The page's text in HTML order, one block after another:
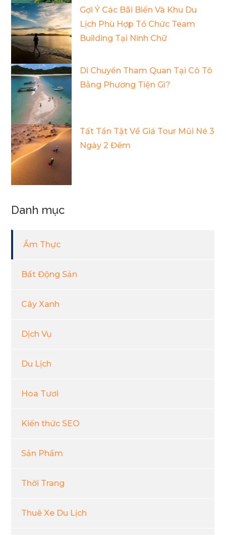
Gợi Ý Các Bãi Biển Và Khu Du
Lịch Phù Hợp Tổ Chức Team
Building Tại Ninh Chữ
Di Chuyển Tham Quan Tại Cô Tô
Bằng Phương Tiện Gì?
Tất Tần Tật Về Giá Tour Mũi Né 3
Ngày 2 Đêm
Danh mục
Ẩm Thực
Bất Động Sản
Cây Xanh
Dịch Vụ
Du Lịch
Hoa Tươi
Kiến thức SEO
Sản Phẩm
Thời Trang
Thuê Xe Du Lịch